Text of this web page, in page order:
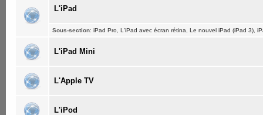
L'iPad
Sous-section: iPad Pro L'iPad avec écran rétina Le nouvel iPad (iPad 3)
L'iPad Mini
L'Apple TV
L'iPod